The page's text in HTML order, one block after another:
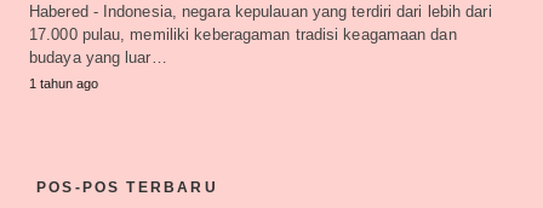
Habered - Indonesia, negara kepulauan yang terdiri dari lebih dari
17.000 pulau, memiliki keberagaman tradisi keagamaan dan
budaya yang luar…
1 tahun ago
POS-POS TERBARU